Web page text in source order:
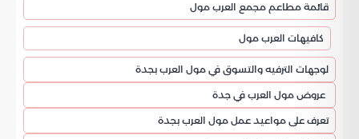
قائمة مطاعم مجمع العرب مول
كافيهات العرب مول
لوجهات الترفيه والتسوق في مول العرب بجدة
عروض مول العرب في جدة
تعرف على مواعيد عمل مول العرب بجدة